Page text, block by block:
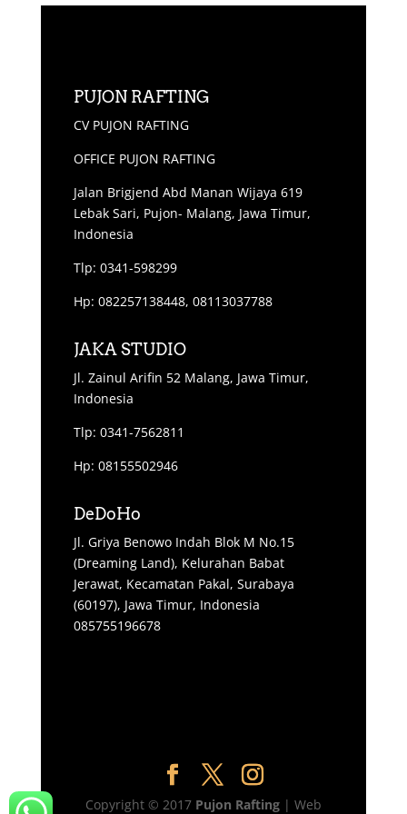
PUJON RAFTING
CV PUJON RAFTING
OFFICE PUJON RAFTING
Jalan Brigjend Abd Manan Wijaya 619
Lebak Sari, Pujon- Malang, Jawa Timur,
Indonesia
Tlp: 0341-598299
Hp: 082257138448, 08113037788
JAKA STUDIO
Jl. Zainul Arifin 52 Malang, Jawa Timur,
Indonesia
Tlp: 0341-7562811
Hp: 08155502946
DeDoHo
Jl. Griya Benowo Indah Blok M No.15
(Dreaming Land), Kelurahan Babat
Jerawat, Kecamatan Pakal, Surabaya
(60197), Jawa Timur, Indonesia
085755196678
Copyright © 2017 Pujon Rafting| Web